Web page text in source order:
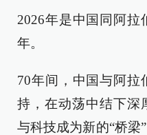
2026年是中国同阿拉
年。
70年间，中国与阿拉
持，在动荡中结下深
与科技成为新的“桥梁